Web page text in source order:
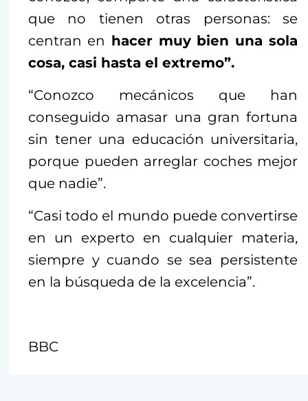
que no tienen otras personas: se
centran en hacer muy bien una sola
cosa, casi hasta el extremo”.
“Conozco mecánicos que han
conseguido amasar una gran fortuna
sin tener una educación universitaria,
porque pueden arreglar coches mejor
que nadie”.
“Casi todo el mundo puede convertirse
en un experto en cualquier materia,
siempre y cuando se sea persistente
en la búsqueda de la excelencia”.
BBC